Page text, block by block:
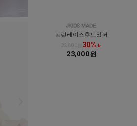
프린레이스후드점퍼
32,800원30% ↓
23,000원